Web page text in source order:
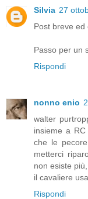
Silvia 27
Post breve ed
Passo per un
Rispondi
nonno enio
walter
insieme a
che le
metterci
non esiste
il cavaliere
Rispondi